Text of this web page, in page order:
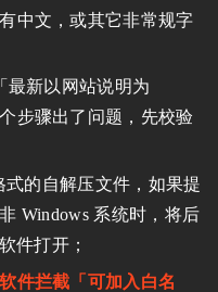
中文，或其它非常规字
「最新以网站说明为
步骤出了问题，先校验
式的自解压文件，如果提
Windows 系统时，将后
件打开；
件拦截「可加入白名